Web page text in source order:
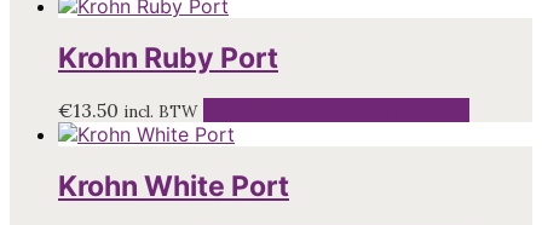
Krohn Ruby Port
€13.50 incl. BTW
Krohn White Port